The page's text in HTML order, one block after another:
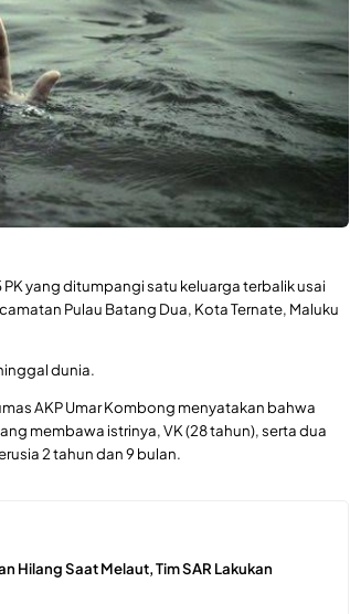
yang ditumpangi satu keluarga terbalik usai
Pulau Batang Dua, Kota Ternate, Maluku
dunia.
AKP Umar Kombong menyatakan bahwa
membawa istrinya, VK (28 tahun), serta dua
2 tahun dan 9 bulan.
Hilang Saat Melaut, Tim SAR Lakukan